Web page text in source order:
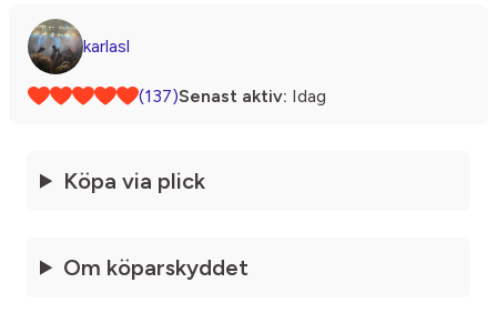
karlasl
(137)Senast aktiv: Idag
Köpa via plick
Om köparskyddet